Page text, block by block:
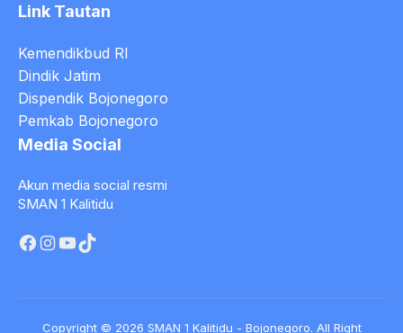
Link Tautan
Kemendikbud RI
Dindik Jatim
Dispendik Bojonegoro
Pemkab Bojonegoro
Media Social
Akun media social resmi
SMAN 1 Kalitidu
Facebook
Instagram
YouTube
TikTok
Copyright © 2026 SMAN 1 Kalitidu - Bojonegoro. All Right